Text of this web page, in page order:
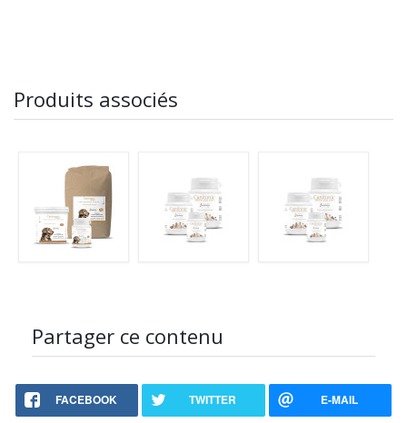
Produits associés
Partager ce contenu
FACEBOOK TWITTER E-MAIL